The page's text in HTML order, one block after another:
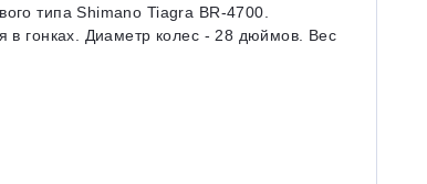
типа Shimano Tiagra BR-4700.
в гонках. Диаметр колес - 28 дюймов. Вес